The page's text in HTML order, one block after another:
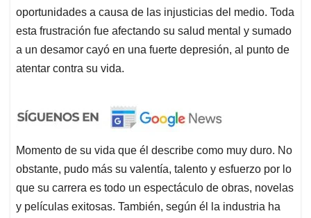
oportunidades a causa de las injusticias del medio. Toda
esta frustración fue afectando su salud mental y sumado
a un desamor cayó en una fuerte depresión, al punto de
atentar contra su vida.
Momento de su vida que él describe como muy duro. No
obstante, pudo más su valentía, talento y esfuerzo por lo
que su carrera es todo un espectáculo de obras, novelas
y películas exitosas. También, según él la industria ha